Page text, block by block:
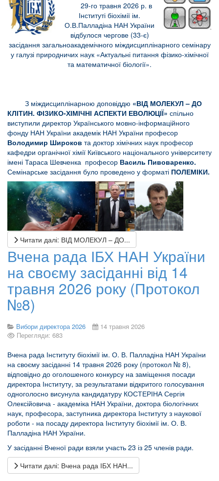
29-го травня 2026 р. в
Інституті біохімії ім.
О.В.Палладіна НАН України
відбулося чергове (33-є)
засідання загальноакадемічного міждисциплінарного семінару
у галузі природничих наук «Актуальні питання фізико-хімічної
та математичної біології».
З міждисциплінарною доповіддю «ВІД МОЛЕКУЛ – ДО
КЛІТИН. ФІЗИКО-ХІМІЧНІ АСПЕКТИ ЕВОЛЮЦІЇ» спільно
виступили директор Українського мовно-інформаційного
фонду НАН України академік НАН України професор
Володимир Широков та доктор хімічних наук професор
кафедри органічної хімії Київського національного університету
імені Тараса Шевченка професор Василь Пивоваренко.
Семінарське засідання було проведено у форматі ПОЛЕМІКИ.
Читати далі: ВІД МОЛЕКУЛ – ДО...
Вчена рада ІБХ НАН України
на своєму засіданні від 14
травня 2026 року (Протокол
№8)
Вибори директора 2026
14 травня 2026
Перегляди: 683
Вчена рада Інституту біохімії ім. О. В. Палладіна НАН України
на своєму засіданні 14 травня 2026 року (протокол № 8),
відповідно до оголошеного конкурсу на заміщення посади
директора Інституту, за результатами відкритого голосування
одноголосно висунула кандидатуру КОСТЕРІНА Сергія
Олексійовича ‑ академіка НАН України, доктора біологічних
наук, професора, заступника директора Інституту з наукової
роботи ‑ на посаду директора Інституту біохімії ім. О. В.
Палладіна НАН України.
У засіданні Вченої ради взяли участь 23 із 25 членів ради.
Читати далі: Вчена рада ІБХ НАН...